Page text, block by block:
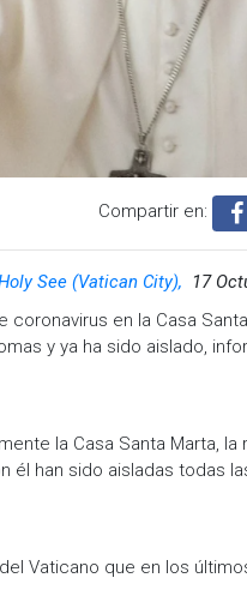
Compartir en:
See (Vatican City),
17
coronavirus en la Casa
y ya ha sido aislado,
la Casa Santa Marta,
él han sido aisladas todas
Vaticano que en los